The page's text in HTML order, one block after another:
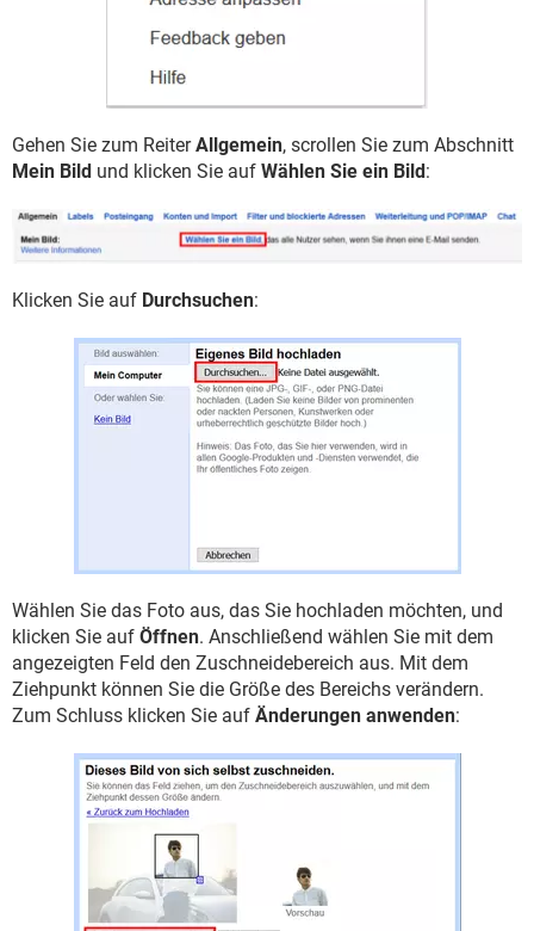
Gehen Sie zum ReiterAllgemein, scrollen Sie zum Abschnitt
Mein Bild und klicken Sie auf Wählen Sie ein Bild:
Klicken Sie auf Durchsuchen:
Wählen Sie das Foto aus, das Sie hochladen möchten, und
klicken Sie auf Öffnen. Anschließend wählen Sie mit dem
angezeigten Feld den Zuschneidebereich aus. Mit dem
Ziehpunkt können Sie die Größe des Bereichs verändern.
Zum Schluss klicken Sie auf Änderungen anwenden: